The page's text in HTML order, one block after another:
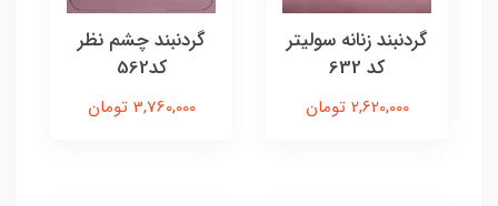
گردنبند زنانه سولیتر
کد 632
2,620,000 تومان
گردنبند چشم نظر
کد562
3,760,000 تومان